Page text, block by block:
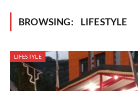
BROWSING: LIFESTYLE
LIFESTYLE